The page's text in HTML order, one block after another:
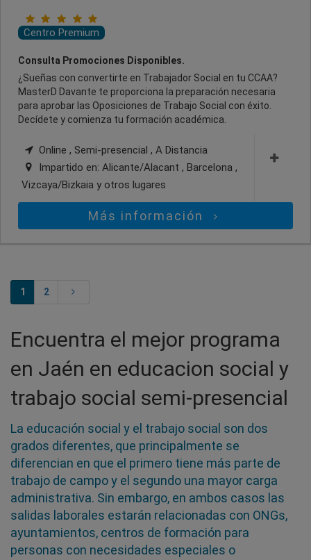
Centro Premium
Consulta Promociones Disponibles.
¿Sueñas con convertirte en Trabajador Social en tu CCAA?
MasterD Davante te proporciona la preparación necesaria
para aprobar las Oposiciones de Trabajo Social con éxito.
Decídete y comienza tu formación académica.
Online , Semi-presencial , A Distancia
Impartido en: Alicante/Alacant , Barcelona ,
Vizcaya/Bizkaia y otros lugares
Más información
1 2
Encuentra el mejor programa
en Jaén en educacion social y
trabajo social semi-presencial
La educación social y el trabajo social son dos
grados diferentes, que principalmente se
diferencian en que el primero tiene más parte de
trabajo de campo y el segundo una mayor carga
administrativa. Sin embargo, en ambos casos las
salidas laborales estarán relacionadas con ONGs,
ayuntamientos, centros de formación para
personas con necesidades especiales o